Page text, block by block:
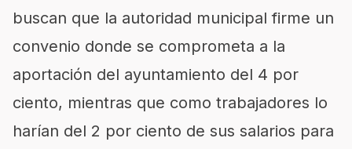
buscan que la autoridad municipal firme un
convenio donde se comprometa a la
aportación del ayuntamiento del 4 por
ciento, mientras que como trabajadores lo
harían del 2 por ciento de sus salarios para